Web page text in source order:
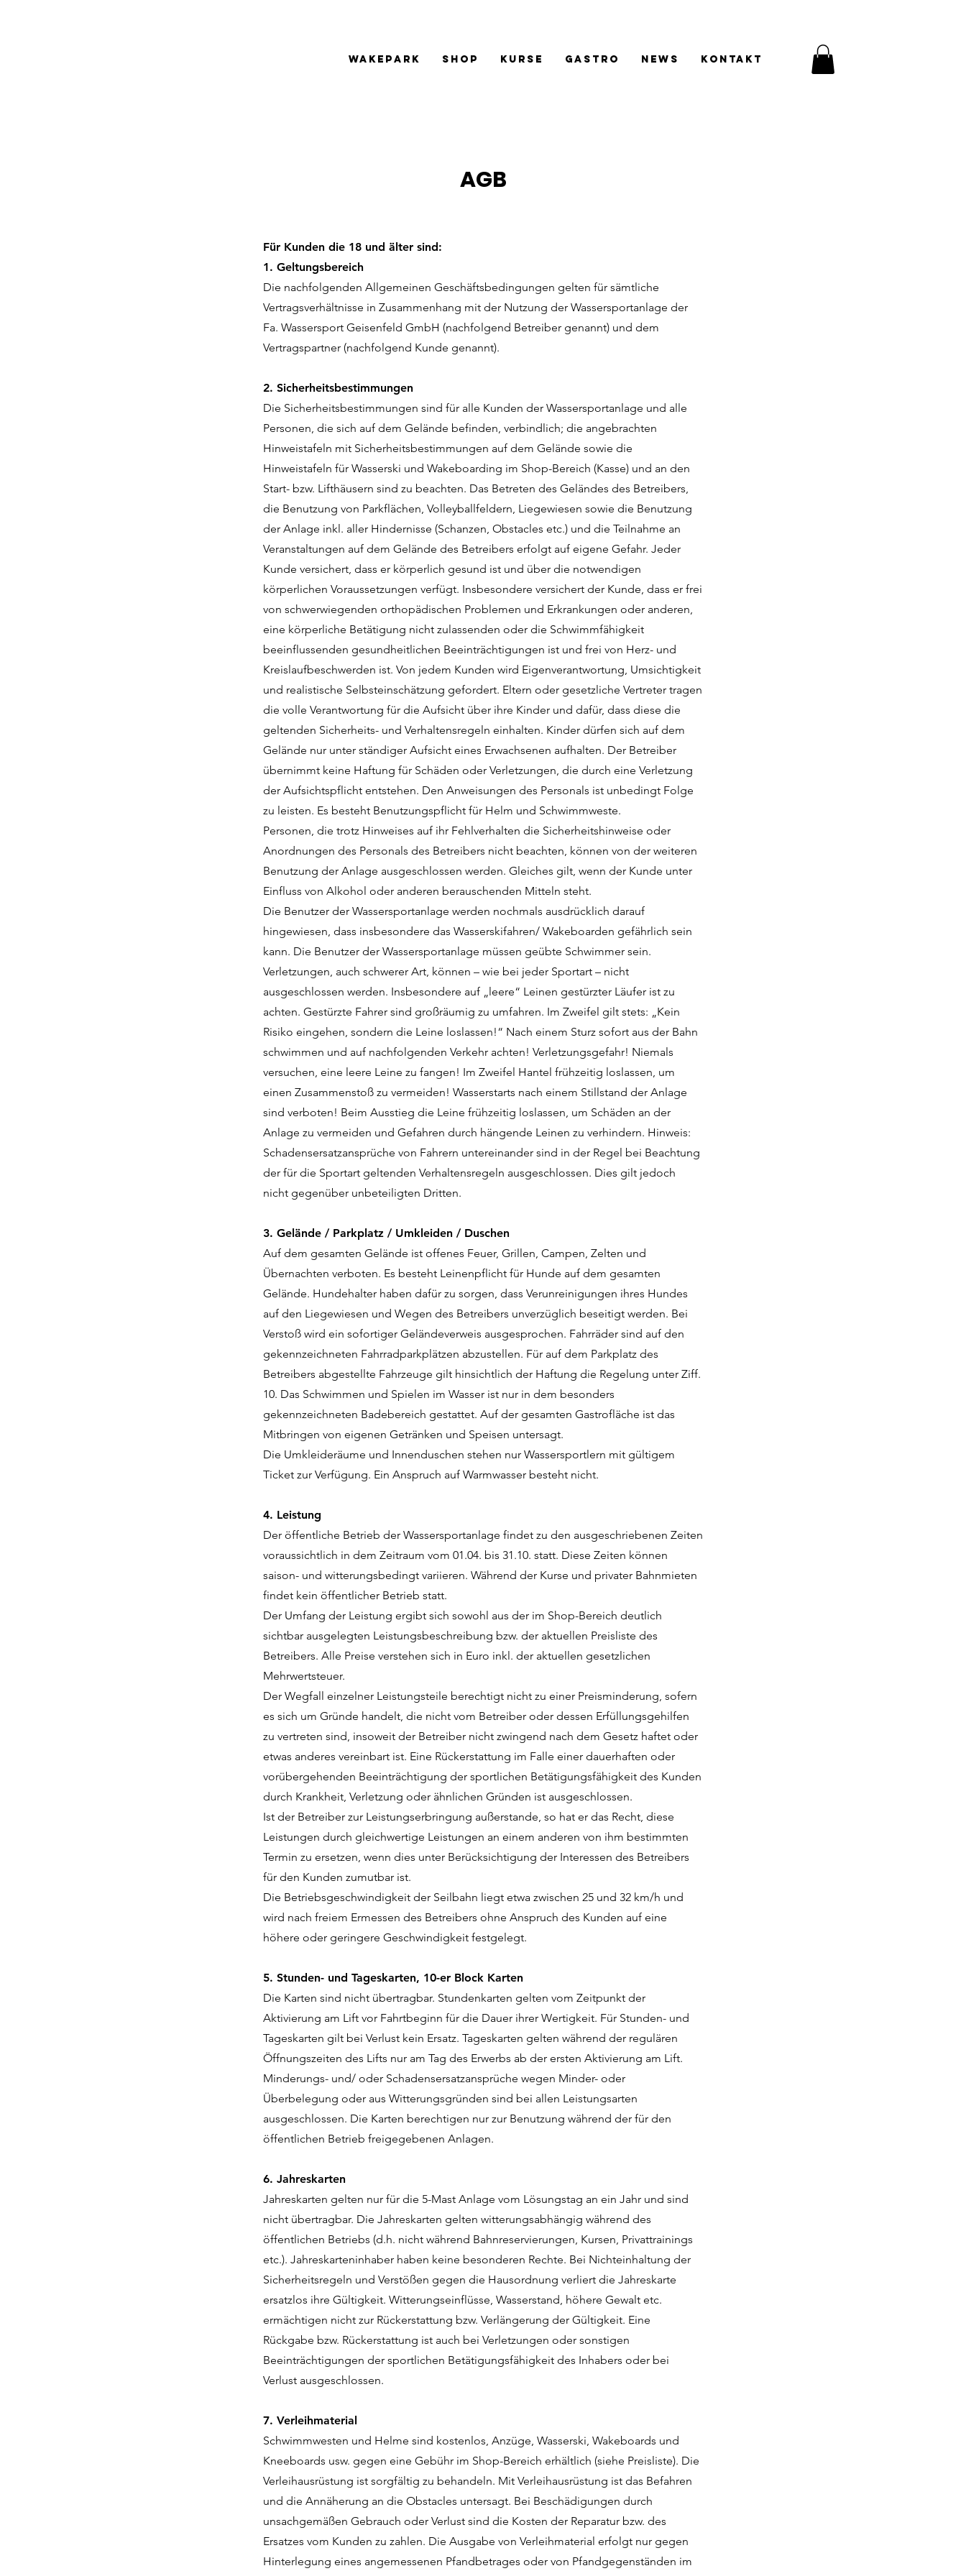
Wakepark Shop Kurse Gastro News Kontakt
AGB
Für Kunden die 18 und älter sind:
1. Geltungsbereich
Die nachfolgenden Allgemeinen Geschäftsbedingungen gelten für sämtliche
Vertragsverhältnisse in Zusammenhang mit der Nutzung der Wassersportanlage der
Fa. Wassersport Geisenfeld GmbH (nachfolgend Betreiber genannt) und dem
Vertragspartner (nachfolgend Kunde genannt).
2. Sicherheitsbestimmungen
Die Sicherheitsbestimmungen sind für alle Kunden der Wassersportanlage und alle
Personen, die sich auf dem Gelände befinden, verbindlich; die angebrachten
Hinweistafeln mit Sicherheitsbestimmungen auf dem Gelände sowie die
Hinweistafeln für Wasserski und Wakeboarding im Shop-Bereich (Kasse) und an den
Start- bzw. Lifthäusern sind zu beachten. Das Betreten des Geländes des Betreibers,
die Benutzung von Parkflächen, Volleyballfeldern, Liegewiesen sowie die Benutzung
der Anlage inkl. aller Hindernisse (Schanzen, Obstacles etc.) und die Teilnahme an
Veranstaltungen auf dem Gelände des Betreibers erfolgt auf eigene Gefahr. Jeder
Kunde versichert, dass er körperlich gesund ist und über die notwendigen
körperlichen Voraussetzungen verfügt. Insbesondere versichert der Kunde, dass er frei
von schwerwiegenden orthopädischen Problemen und Erkrankungen oder anderen,
eine körperliche Betätigung nicht zulassenden oder die Schwimmfähigkeit
beeinflussenden gesundheitlichen Beeinträchtigungen ist und frei von Herz- und
Kreislaufbeschwerden ist. Von jedem Kunden wird Eigenverantwortung, Umsichtigkeit
und realistische Selbsteinschätzung gefordert. Eltern oder gesetzliche Vertreter tragen
die volle Verantwortung für die Aufsicht über ihre Kinder und dafür, dass diese die
geltenden Sicherheits- und Verhaltensregeln einhalten. Kinder dürfen sich auf dem
Gelände nur unter ständiger Aufsicht eines Erwachsenen aufhalten. Der Betreiber
übernimmt keine Haftung für Schäden oder Verletzungen, die durch eine Verletzung
der Aufsichtspflicht entstehen. Den Anweisungen des Personals ist unbedingt Folge
zu leisten. Es besteht Benutzungspflicht für Helm und Schwimmweste.
Personen, die trotz Hinweises auf ihr Fehlverhalten die Sicherheitshinweise oder
Anordnungen des Personals des Betreibers nicht beachten, können von der weiteren
Benutzung der Anlage ausgeschlossen werden. Gleiches gilt, wenn der Kunde unter
Einfluss von Alkohol oder anderen berauschenden Mitteln steht.
Die Benutzer der Wassersportanlage werden nochmals ausdrücklich darauf
hingewiesen, dass insbesondere das Wasserskifahren/ Wakeboarden gefährlich sein
kann. Die Benutzer der Wassersportanlage müssen geübte Schwimmer sein.
Verletzungen, auch schwerer Art, können – wie bei jeder Sportart – nicht
ausgeschlossen werden. Insbesondere auf „leere“ Leinen gestürzter Läufer ist zu
achten. Gestürzte Fahrer sind großräumig zu umfahren. Im Zweifel gilt stets: „Kein
Risiko eingehen, sondern die Leine loslassen!“ Nach einem Sturz sofort aus der Bahn
schwimmen und auf nachfolgenden Verkehr achten! Verletzungsgefahr! Niemals
versuchen, eine leere Leine zu fangen! Im Zweifel Hantel frühzeitig loslassen, um
einen Zusammenstoß zu vermeiden! Wasserstarts nach einem Stillstand der Anlage
sind verboten! Beim Ausstieg die Leine frühzeitig loslassen, um Schäden an der
Anlage zu vermeiden und Gefahren durch hängende Leinen zu verhindern. Hinweis:
Schadensersatzansprüche von Fahrern untereinander sind in der Regel bei Beachtung
der für die Sportart geltenden Verhaltensregeln ausgeschlossen. Dies gilt jedoch
nicht gegenüber unbeteiligten Dritten.
3. Gelände / Parkplatz / Umkleiden / Duschen
Auf dem gesamten Gelände ist offenes Feuer, Grillen, Campen, Zelten und
Übernachten verboten. Es besteht Leinenpflicht für Hunde auf dem gesamten
Gelände. Hundehalter haben dafür zu sorgen, dass Verunreinigungen ihres Hundes
auf den Liegewiesen und Wegen des Betreibers unverzüglich beseitigt werden. Bei
Verstoß wird ein sofortiger Geländeverweis ausgesprochen. Fahrräder sind auf den
gekennzeichneten Fahrradparkplätzen abzustellen. Für auf dem Parkplatz des
Betreibers abgestellte Fahrzeuge gilt hinsichtlich der Haftung die Regelung unter Ziff.
10. Das Schwimmen und Spielen im Wasser ist nur in dem besonders
gekennzeichneten Badebereich gestattet. Auf der gesamten Gastrofläche ist das
Mitbringen von eigenen Getränken und Speisen untersagt.
Die Umkleideräume und Innenduschen stehen nur Wassersportlern mit gültigem
Ticket zur Verfügung. Ein Anspruch auf Warmwasser besteht nicht.
4. Leistung
Der öffentliche Betrieb der Wassersportanlage findet zu den ausgeschriebenen Zeiten
voraussichtlich in dem Zeitraum vom 01.04. bis 31.10. statt. Diese Zeiten können
saison- und witterungsbedingt variieren. Während der Kurse und privater Bahnmieten
findet kein öffentlicher Betrieb statt.
Der Umfang der Leistung ergibt sich sowohl aus der im Shop-Bereich deutlich
sichtbar ausgelegten Leistungsbeschreibung bzw. der aktuellen Preisliste des
Betreibers. Alle Preise verstehen sich in Euro inkl. der aktuellen gesetzlichen
Mehrwertsteuer.
Der Wegfall einzelner Leistungsteile berechtigt nicht zu einer Preisminderung, sofern
es sich um Gründe handelt, die nicht vom Betreiber oder dessen Erfüllungsgehilfen
zu vertreten sind, insoweit der Betreiber nicht zwingend nach dem Gesetz haftet oder
etwas anderes vereinbart ist. Eine Rückerstattung im Falle einer dauerhaften oder
vorübergehenden Beeinträchtigung der sportlichen Betätigungsfähigkeit des Kunden
durch Krankheit, Verletzung oder ähnlichen Gründen ist ausgeschlossen.
Ist der Betreiber zur Leistungserbringung außerstande, so hat er das Recht, diese
Leistungen durch gleichwertige Leistungen an einem anderen von ihm bestimmten
Termin zu ersetzen, wenn dies unter Berücksichtigung der Interessen des Betreibers
für den Kunden zumutbar ist.
Die Betriebsgeschwindigkeit der Seilbahn liegt etwa zwischen 25 und 32 km/h und
wird nach freiem Ermessen des Betreibers ohne Anspruch des Kunden auf eine
höhere oder geringere Geschwindigkeit festgelegt.
5. Stunden- und Tageskarten, 10-er Block Karten
Die Karten sind nicht übertragbar. Stundenkarten gelten vom Zeitpunkt der
Aktivierung am Lift vor Fahrtbeginn für die Dauer ihrer Wertigkeit. Für Stunden- und
Tageskarten gilt bei Verlust kein Ersatz. Tageskarten gelten während der regulären
Öffnungszeiten des Lifts nur am Tag des Erwerbs ab der ersten Aktivierung am Lift.
Minderungs- und/ oder Schadensersatzansprüche wegen Minder- oder
Überbelegung oder aus Witterungsgründen sind bei allen Leistungsarten
ausgeschlossen. Die Karten berechtigen nur zur Benutzung während der für den
öffentlichen Betrieb freigegebenen Anlagen.
6. Jahreskarten
Jahreskarten gelten nur für die 5-Mast Anlage vom Lösungstag an ein Jahr und sind
nicht übertragbar. Die Jahreskarten gelten witterungsabhängig während des
öffentlichen Betriebs (d.h. nicht während Bahnreservierungen, Kursen, Privattrainings
etc.). Jahreskarteninhaber haben keine besonderen Rechte. Bei Nichteinhaltung der
Sicherheitsregeln und Verstößen gegen die Hausordnung verliert die Jahreskarte
ersatzlos ihre Gültigkeit. Witterungseinflüsse, Wasserstand, höhere Gewalt etc.
ermächtigen nicht zur Rückerstattung bzw. Verlängerung der Gültigkeit. Eine
Rückgabe bzw. Rückerstattung ist auch bei Verletzungen oder sonstigen
Beeinträchtigungen der sportlichen Betätigungsfähigkeit des Inhabers oder bei
Verlust ausgeschlossen.
7. Verleihmaterial
Schwimmwesten und Helme sind kostenlos, Anzüge, Wasserski, Wakeboards und
Kneeboards usw. gegen eine Gebühr im Shop-Bereich erhältlich (siehe Preisliste). Die
Verleihausrüstung ist sorgfältig zu behandeln. Mit Verleihausrüstung ist das Befahren
und die Annäherung an die Obstacles untersagt. Bei Beschädigungen durch
unsachgemäßen Gebrauch oder Verlust sind die Kosten der Reparatur bzw. des
Ersatzes vom Kunden zu zahlen. Die Ausgabe von Verleihmaterial erfolgt nur gegen
Hinterlegung eines angemessenen Pfandbetrages oder von Pfandgegenständen im